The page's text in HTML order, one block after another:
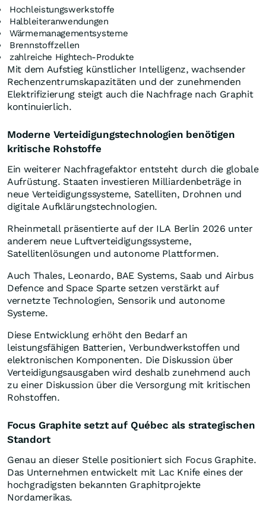
Hochleistungswerkstoffe
Halbleiteranwendungen
Wärmemanagementsysteme
Brennstoffzellen
zahlreiche Hightech-Produkte
Mit dem Aufstieg künstlicher Intelligenz, wachsender
Rechenzentrumskapazitäten und der zunehmenden
Elektrifizierung steigt auch die Nachfrage nach Graphit
kontinuierlich.
Moderne Verteidigungstechnologien benötigen
kritische Rohstoffe
Ein weiterer Nachfragefaktor entsteht durch die globale
Aufrüstung. Staaten investieren Milliardenbeträge in
neue Verteidigungssysteme, Satelliten, Drohnen und
digitale Aufklärungstechnologien.
Rheinmetall präsentierte auf der ILA Berlin 2026 unter
anderem neue Luftverteidigungssysteme,
Satellitenlösungen und autonome Plattformen.
Auch Thales, Leonardo, BAE Systems, Saab und Airbus
Defence and Space Sparte setzen verstärkt auf
vernetzte Technologien, Sensorik und autonome
Systeme.
Diese Entwicklung erhöht den Bedarf an
leistungsfähigen Batterien, Verbundwerkstoffen und
elektronischen Komponenten. Die Diskussion über
Verteidigungsausgaben wird deshalb zunehmend auch
zu einer Diskussion über die Versorgung mit kritischen
Rohstoffen.
Focus Graphite setzt auf Québec als strategischen
Standort
Genau an dieser Stelle positioniert sich Focus Graphite.
Das Unternehmen entwickelt mit Lac Knife eines der
hochgradigsten bekannten Graphitprojekte
Nordamerikas.